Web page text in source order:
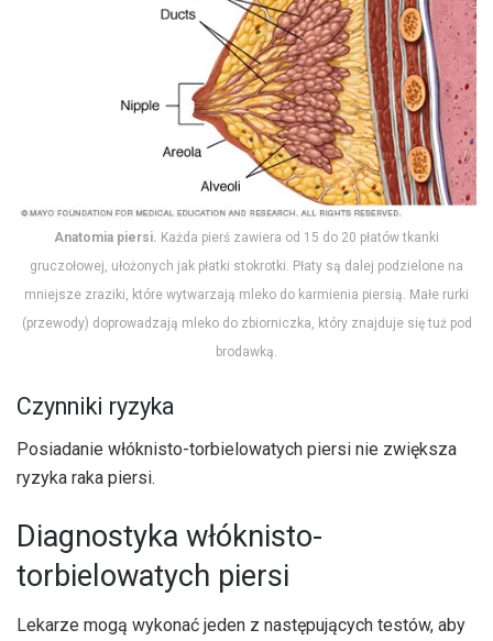
Anatomia piersi. Każda pierś zawiera od 15 do 20 płatów tkanki
gruczołowej, ułożonych jak płatki stokrotki. Płaty są dalej podzielone na
mniejsze zraziki, które wytwarzają mleko do karmienia piersią. Małe rurki
(przewody) doprowadzają mleko do zbiorniczka, który znajduje się tuż pod
brodawką.
Czynniki ryzyka
Posiadanie włóknisto-torbielowatych piersi nie zwiększa
ryzyka raka piersi.
Diagnostyka włóknisto-
torbielowatych piersi
Lekarze mogą wykonać jeden z następujących testów, aby